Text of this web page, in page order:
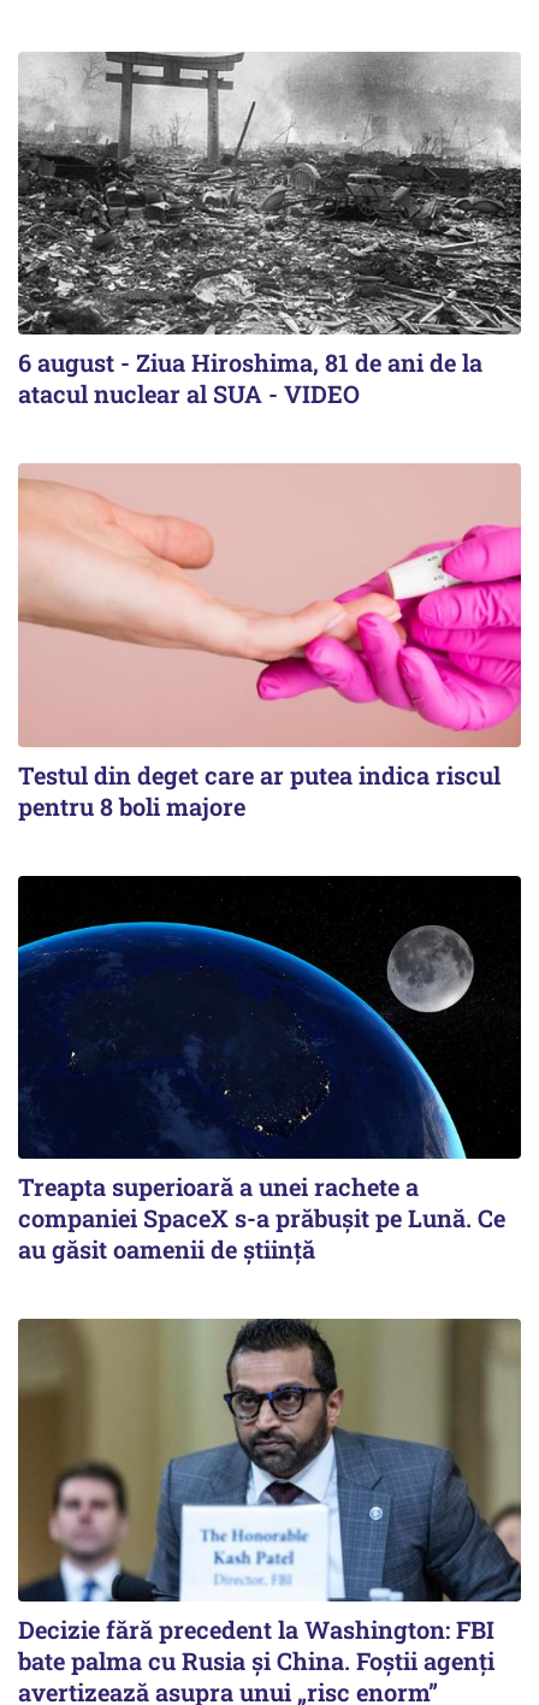
6 august - Ziua Hiroshima, 81 de ani de la
atacul nuclear al SUA - VIDEO
Testul din deget care ar putea indica riscul
pentru 8 boli majore
Treapta superioară a unei rachete a
companiei SpaceX s-a prăbușit pe Lună. Ce
au găsit oamenii de știință
Decizie fără precedent la Washington: FBI
bate palma cu Rusia și China. Foștii agenți
avertizează asupra unui „risc enorm”